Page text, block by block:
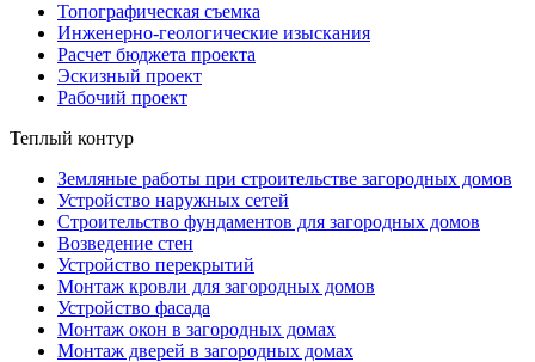
Топографическая съемка
Инженерно-геологические изыскания
Расчет бюджета проекта
Эскизный проект
Рабочий проект
Теплый контур
Земляные работы при строительстве загородных домов
Устройство наружных сетей
Строительство фундаментов для загородных домов
Возведение стен
Устройство перекрытий
Монтаж кровли для загородных домов
Устройство фасада
Монтаж окон в загородных домах
Монтаж дверей в загородных домах